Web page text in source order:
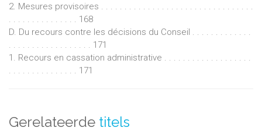
2. Mesures provisoires . . . . . . . . . . . . . . . . . . . . . . . . . . . . . . . . .
. . . . . . . . . . . . . . . 168
D. Du recours contre les décisions du Conseil . . . . . . . . . . . . .
. . . . . . . . . . . . . . . . . . 171
1. Recours en cassation administrative . . . . . . . . . . . . . . . . . . .
. . . . . . . . . . . . . . . 171
Gerelateerde titels